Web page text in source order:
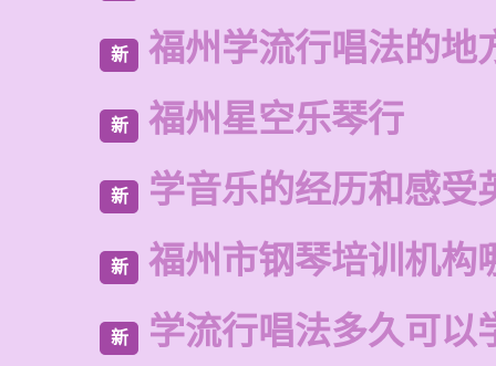
新 福州学流行唱法的地
新 福州星空乐琴行
新 学音乐的经历和感受
新 福州市钢琴培训机构
新 学流行唱法多久可以